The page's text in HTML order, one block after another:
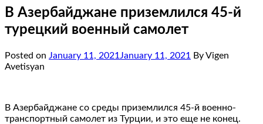
В Азербайджане приземлился 45-й
турецкий военный самолет
Posted on January 11, 2021 January 11, 2021
By Vigen
Avetisyan
В Азербайджане со среды приземлился 45-й военно-
транспортный самолет из Турции, и это еще не конец.